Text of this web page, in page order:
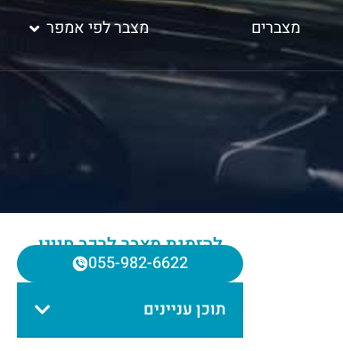
מצברים מצבר לפי אמפר
להזמנת מצבר לרכב חייגו
055-982-6622
תוכן עניינים